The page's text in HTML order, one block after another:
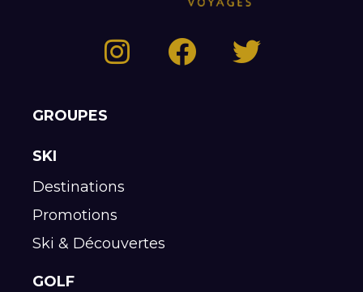
GROUPES
SKI
Destinations
Promotions
Ski & Découvertes
GOLF